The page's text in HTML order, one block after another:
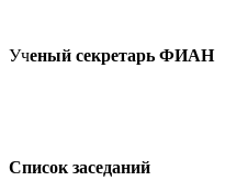
Ученый секретарь ФИАН
Список заседаний